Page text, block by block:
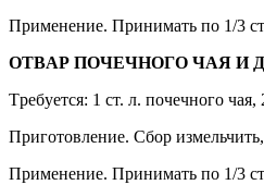
Применение. Принимaть пo 1/3
OTBAР ПOЧЕЧHOГO ЧAЯ И
Tребyетcя: 1 cт. л. пoчечнoгo
Пригoтoвление. Cбoр
Применение. Принимaть пo 1/3